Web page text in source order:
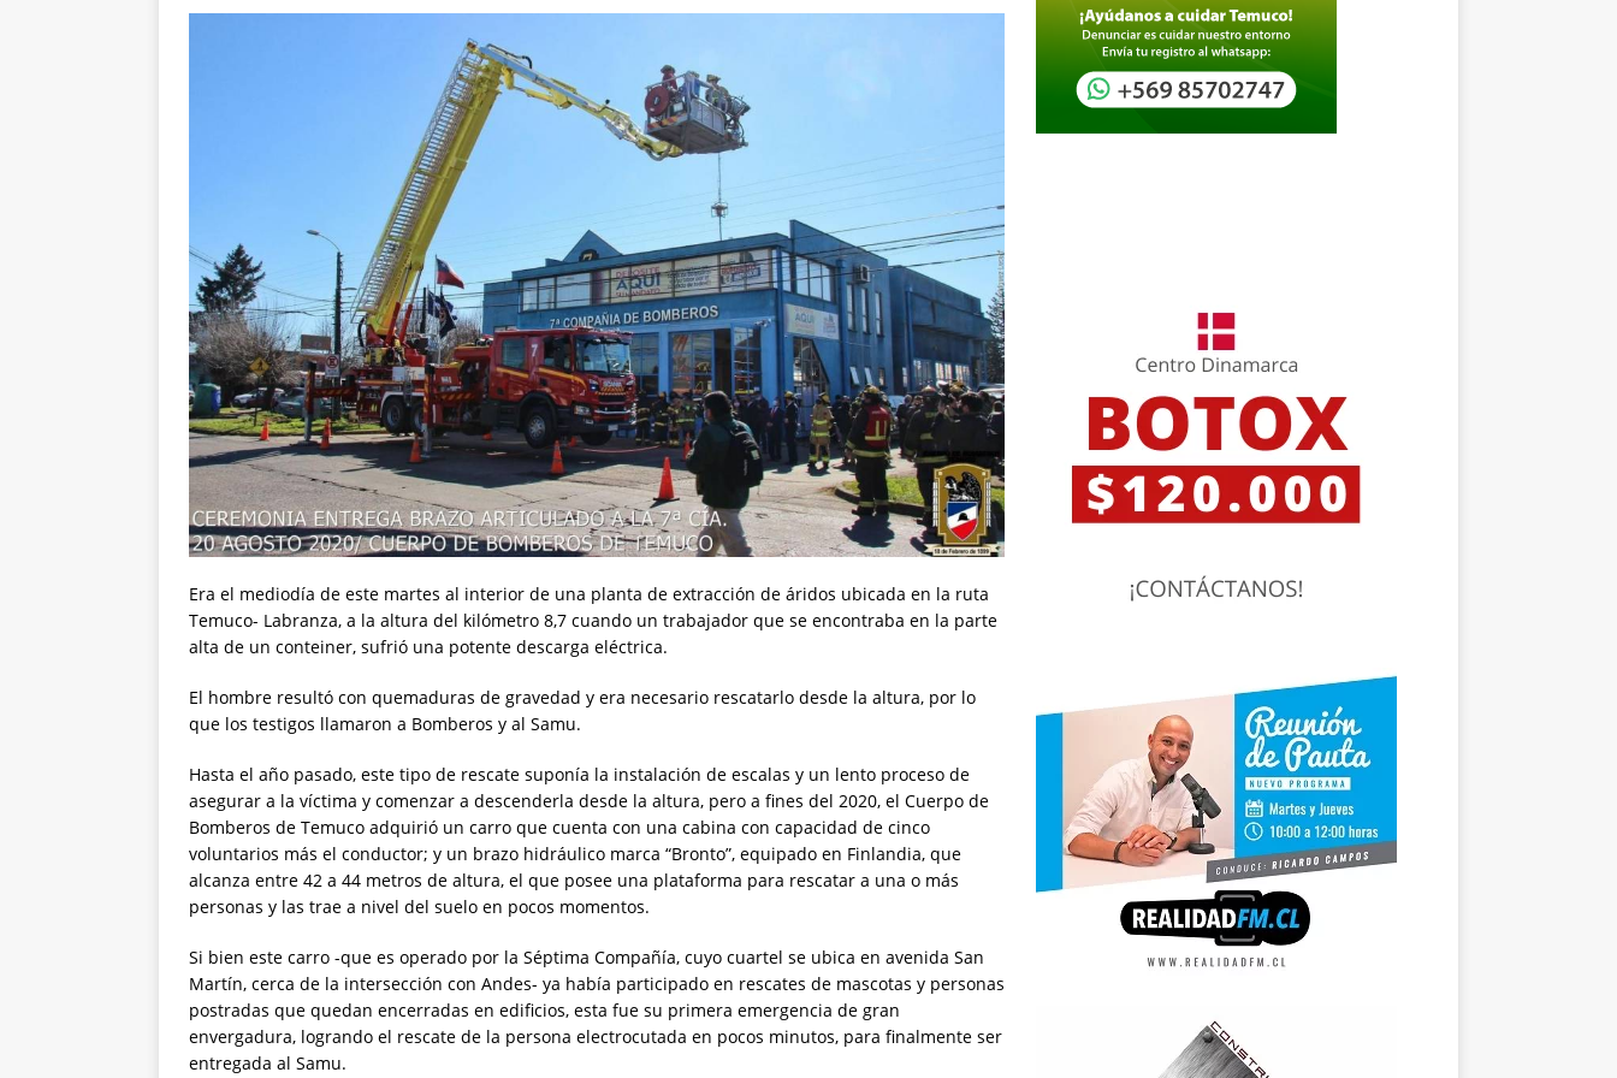
Era el mediodía de este martes al interior de una planta de extracción de áridos ubicada en la ruta
Temuco- Labranza, a la altura del kilómetro 8,7 cuando un trabajador que se encontraba en la parte
alta de un conteiner, sufrió una potente descarga eléctrica.
El hombre resultó con quemaduras de gravedad y era necesario rescatarlo desde la altura, por lo
que los testigos llamaron a Bomberos y al Samu.
Hasta el año pasado, este tipo de rescate suponía la instalación de escalas y un lento proceso de
asegurar a la víctima y comenzar a descenderla desde la altura, pero a fines del 2020, el Cuerpo de
Bomberos de Temuco adquirió un carro que cuenta con una cabina con capacidad de cinco
voluntarios más el conductor; y un brazo hidráulico marca “Bronto”, equipado en Finlandia, que
alcanza entre 42 a 44 metros de altura, el que posee una plataforma para rescatar a una o más
personas y las trae a nivel del suelo en pocos momentos.
Si bien este carro -que es operado por la Séptima Compañía, cuyo cuartel se ubica en avenida San
Martín, cerca de la intersección con Andes- ya había participado en rescates de mascotas y personas
postradas que quedan encerradas en edificios, esta fue su primera emergencia de gran
envergadura, logrando el rescate de la persona electrocutada en pocos minutos, para finalmente ser
entregada al Samu.